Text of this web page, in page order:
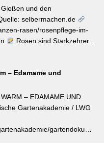
und den
selbermachen.de
rasen/rosenpflege-im-
Rosen sind Starkzehrer –
sich die Pflanzen auf die
entscheidende Tipp für
mit 2–3 Blattstielpaaren
neue Knospen an und
Tag: #Rosenpflege
– Edamame und
– EDAMAME UND
Gartenakademie / LWG